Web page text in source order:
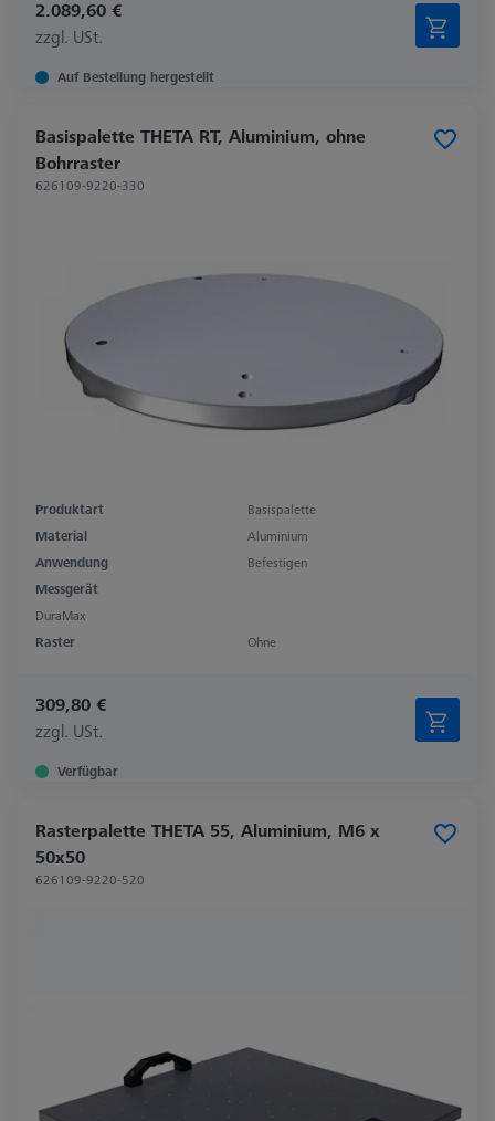
2.089,60 €
zzgl. USt.
Auf Bestellung hergestellt
Basispalette THETA RT, Aluminium, ohne
Bohrraster
626109-9220-330
Produktart
Basispalette
Material
Aluminium
Anwendung
Befestigen
Messgerät
DuraMax
Raster
Ohne
309,80 €
zzgl. USt.
Verfügbar
Rasterpalette THETA 55, Aluminium, M6 x
50x50
626109-9220-520